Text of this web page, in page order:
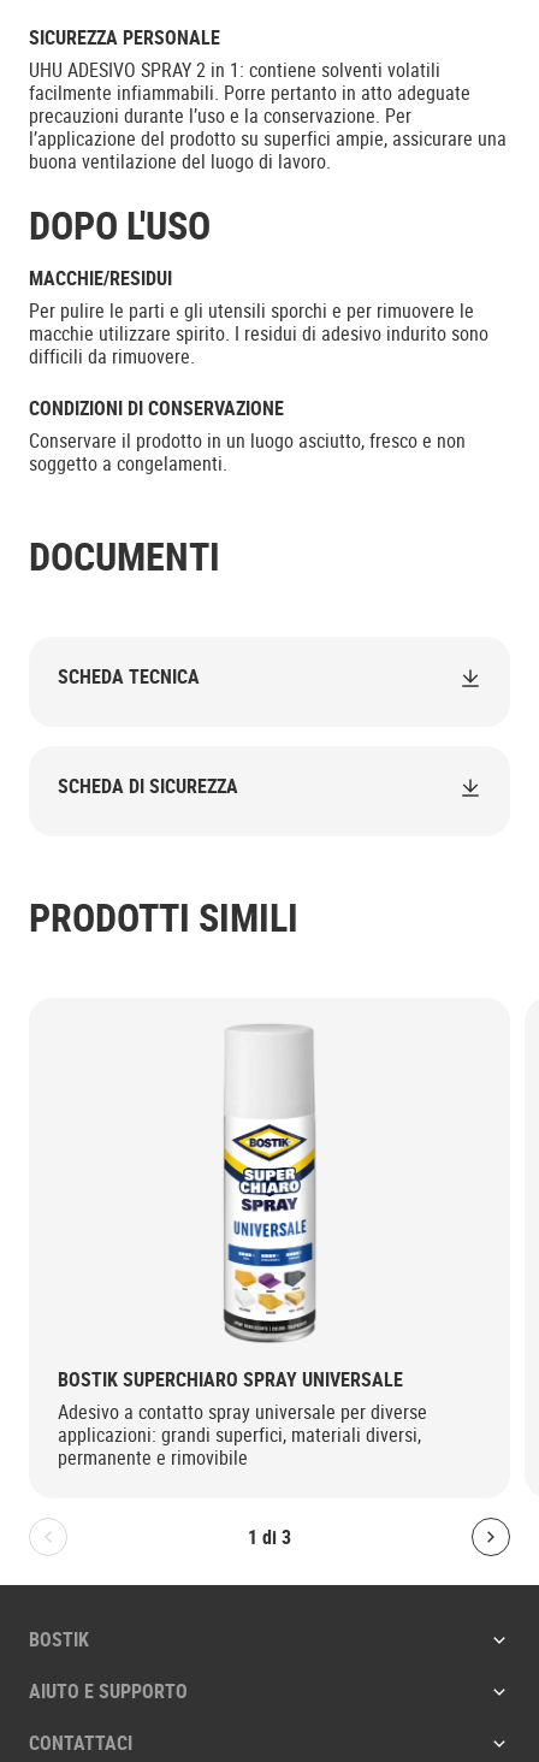
SICUREZZA PERSONALE
UHU ADESIVO SPRAY 2 in 1: contiene solventi volatili
facilmente infiammabili. Porre pertanto in atto adeguate
precauzioni durante l’uso e la conservazione. Per
l’applicazione del prodotto su superfici ampie, assicurare una
buona ventilazione del luogo di lavoro.
DOPO L'USO
MACCHIE/RESIDUI
Per pulire le parti e gli utensili sporchi e per rimuovere le
macchie utilizzare spirito. I residui di adesivo indurito sono
difficili da rimuovere.
CONDIZIONI DI CONSERVAZIONE
Conservare il prodotto in un luogo asciutto, fresco e non
soggetto a congelamenti.
DOCUMENTI
SCHEDA TECNICA
SCHEDA DI SICUREZZA
PRODOTTI SIMILI
1 di3
Bolton.General.PreviousSlide
BOSTIK SUPERCHIARO SPRAY UNIVERSALE
Adesivo a contatto spray universale per diverse
applicazioni: grandi superfici, materiali diversi,
permanente e rimovibile
BOSTIK
AIUTO E SUPPORTO
CONTATTACI